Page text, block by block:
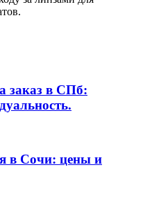
заказ в СПб:
в Сочи: цены и